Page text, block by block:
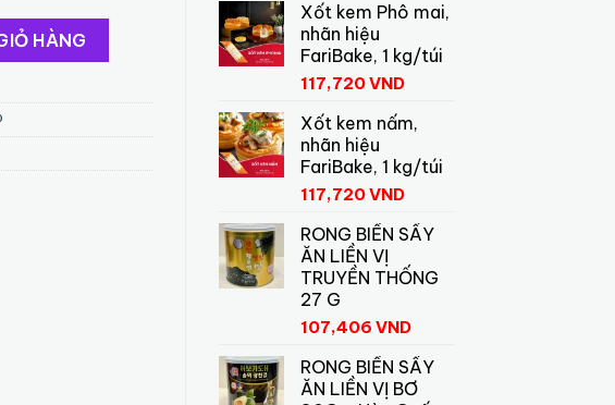
Xốt kem Phô mai,
nhãn hiệu
FariBake, 1 kg/túi
117,720VND
Xốt kem nấm,
nhãn hiệu
FariBake, 1 kg/túi
117,720VND
RONG BIỂN SẤY
ĂN LIỀN VỊ
TRUYỀN THỐNG
27 G
107,406 VND
RONG BIỂN SẤY
ĂN LIỀN VỊ BƠ
số lượng
HÀNG